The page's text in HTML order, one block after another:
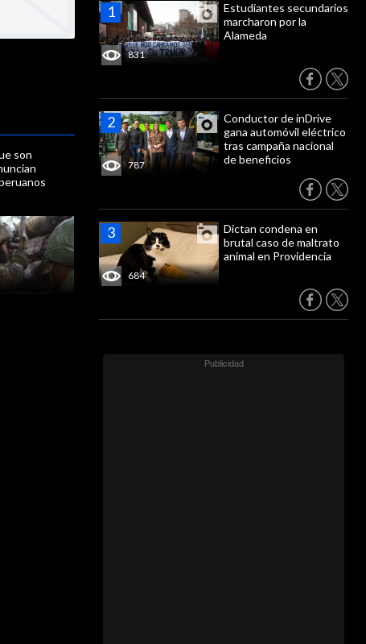
831
Estudiantes secundarios
marcharon por la
Alameda
787
Conductor de inDrive
gana automóvil eléctrico
tras campaña nacional
de beneficios
684
Dictan condena en
brutal caso de maltrato
animal en Providencia
son